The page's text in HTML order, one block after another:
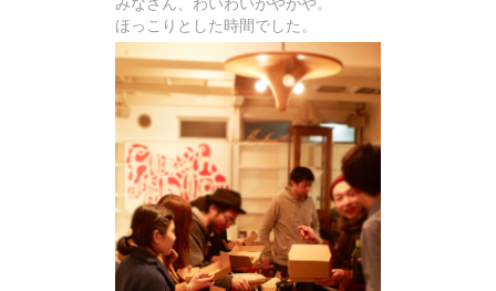
みなさん、わいわいがやがや。
ほっこりとした時間でした。